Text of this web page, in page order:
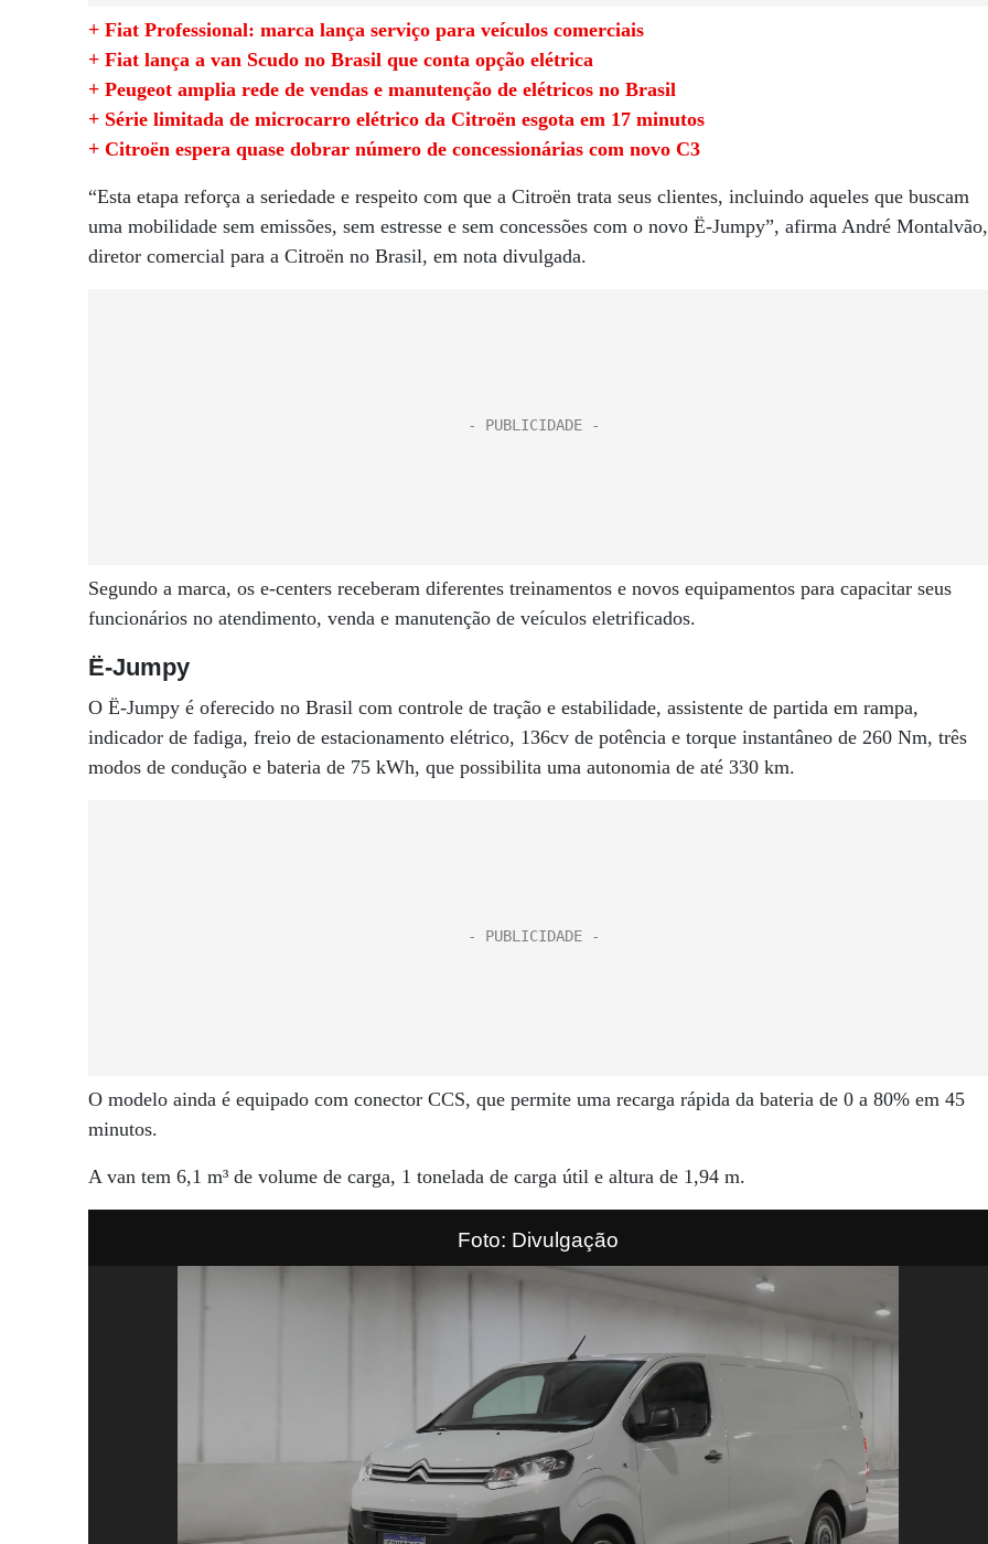
+ Fiat Professional: marca lança serviço para veículos comerciais
+ Fiat lança a van Scudo no Brasil que conta opção elétrica
+ Peugeot amplia rede de vendas e manutenção de elétricos no Brasil
+ Série limitada de microcarro elétrico da Citroën esgota em 17 minutos
+ Citroën espera quase dobrar número de concessionárias com novo C3
“Esta etapa reforça a seriedade e respeito com que a Citroën trata seus clientes, incluindo aqueles que buscam
uma mobilidade sem emissões, sem estresse e sem concessões com o novo Ë-Jumpy”, afirma André Montalvão,
diretor comercial para a Citroën no Brasil, em nota divulgada.
Segundo a marca, os e-centers receberam diferentes treinamentos e novos equipamentos para capacitar seus
funcionários no atendimento, venda e manutenção de veículos eletrificados.
Ë-Jumpy
O Ë-Jumpy é oferecido no Brasil com controle de tração e estabilidade, assistente de partida em rampa,
indicador de fadiga, freio de estacionamento elétrico, 136cv de potência e torque instantâneo de 260 Nm, três
modos de condução e bateria de 75 kWh, que possibilita uma autonomia de até 330 km.
O modelo ainda é equipado com conector CCS, que permite uma recarga rápida da bateria de 0 a 80% em 45
minutos.
A van tem 6,1 m³ de volume de carga, 1 tonelada de carga útil e altura de 1,94 m.
Foto: Divulgação